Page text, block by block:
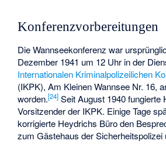
Konferenzvorbereitungen
Die Wannseekonferenz war
Dezember 1941 um 12 Uhr in der
Internationalen Kriminalpolizeilichen
(IKPK), Am Kleinen Wannsee Nr. 16,
worden.[24] Seit August 1940 fungierte
Vorsitzender der IKPK. Einige Tage
korrigierte Heydrichs Büro den
zum Gästehaus der Sicherheitspolizei